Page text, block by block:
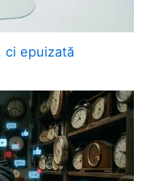
ci epuizată